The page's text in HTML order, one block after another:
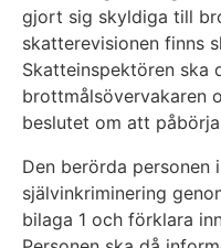
gjort sig skyldiga till
skatterevisionen finns
Skatteinspektören ska
brottmålsövervakaren
beslutet om att
Den berörda
självinkriminering
bilaga 1 och förklara